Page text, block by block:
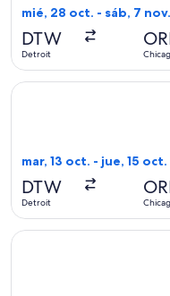
mié, 28 oct. - sáb, 7 nov.
DTW
Detroit
mar, 13 oct. - jue, 15 oct.
DTW
Detroit
Seleccionar vuelo de
Seleccionar vuelo de